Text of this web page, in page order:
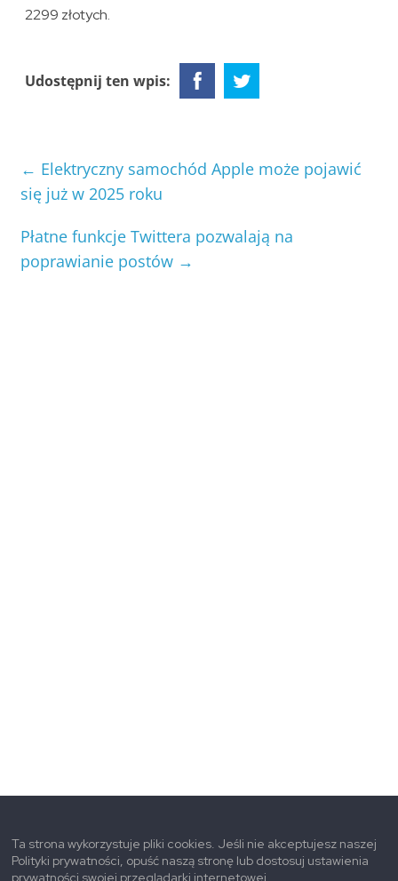
2299 złotych.
Udostępnij ten wpis:
← Elektryczny samochód Apple może pojawić
się już w 2025 roku
Płatne funkcje Twittera pozwalają na
poprawianie postów →
Ta strona wykorzystuje pliki cookies. Jeśli nie akceptujesz naszej
Polityki prywatności, opuść naszą stronę lub dostosuj ustawienia
prywatności swojej przeglądarki internetowej.